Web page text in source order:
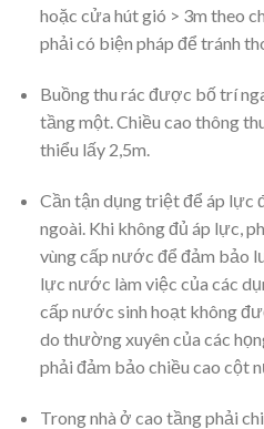
hoặc cửa hút gió > 3m theo
phải có biện pháp để tránh
Buồng thu rác được bố trí
tầng một. Chiều cao thông
thiểu lấy 2,5m.
Cần tận dụng triệt để áp lực
ngoài. Khi không đủ áp lực,
vùng cấp nước để đảm bảo
lực nước làm việc của các
cấp nước sinh hoạt không
do thường xuyên của các
phải đảm bảo chiều cao cột
Trong nhà ở cao tầng phải